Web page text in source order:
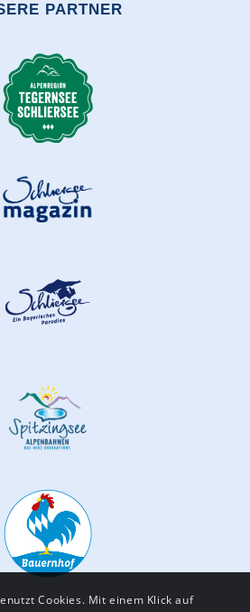
PARTNER
Cookies. Mit einem Klick auf